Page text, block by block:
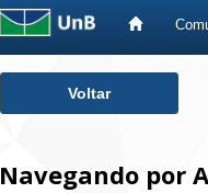
Voltar
Navegando por